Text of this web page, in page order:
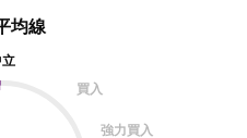
均線
買入
強力買入